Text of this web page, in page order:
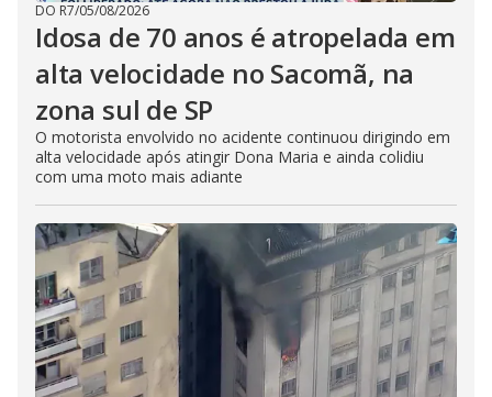
DO R7/05/08/2026
Idosa de 70 anos é atropelada em
alta velocidade no Sacomã, na
zona sul de SP
O motorista envolvido no acidente continuou dirigindo em
alta velocidade após atingir Dona Maria e ainda colidiu
com uma moto mais adiante